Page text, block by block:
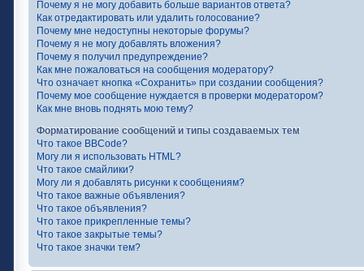
Почему я не могу добавить больше вариантов ответа?
Как отредактировать или удалить голосование?
Почему мне недоступны некоторые форумы?
Почему я не могу добавлять вложения?
Почему я получил предупреждение?
Как мне пожаловаться на сообщения модератору?
Что означает кнопка «Сохранить» при создании сообщения?
Почему мое сообщение нуждается в проверки модератором?
Как мне вновь поднять мою тему?
Форматирование сообщений и типы создаваемых тем
Что такое BBCode?
Могу ли я использовать HTML?
Что такое смайлики?
Могу ли я добавлять рисунки к сообщениям?
Что такое важные объявления?
Что такое объявления?
Что такое прикрепленные темы?
Что такое закрытые темы?
Что такое значки тем?